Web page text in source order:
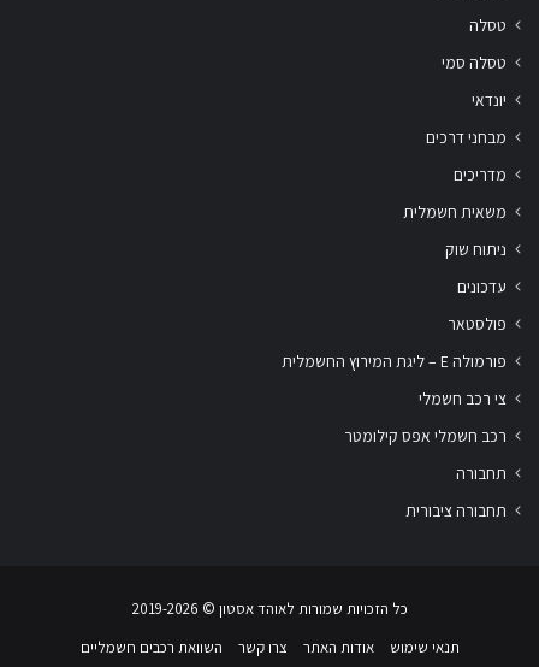
טסלה
טסלה סמי
יונדאי
מבחני דרכים
מדריכים
משאית חשמלית
ניתוח שוק
עדכונים
פולסטאר
פורמולה E – ליגת המירוץ החשמלית
צי רכב חשמלי
רכב חשמלי אפס קילומטר
תחבורה
תחבורה ציבורית
כל הזכויות שמורות לאוהד אסטון ‏© 2019-2026
תנאי שימוש
אודות האתר צרו קשר השוואת רכבים חשמליים
צריך עזרה? התחל